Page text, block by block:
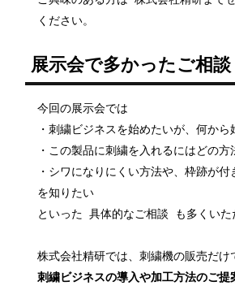
ください。
展示会で多かったご相談
今回の展示会では
・刺繍ビジネスを始めたいが、何か
・この製品に刺繍を入れるにはどの方
・シワになりにくい方法や、枠跡が
を知りたい
といった 具体的なご相談 も多くいた
株式会社精研では、刺繍機の販売だけ
刺繍ビジネスの導入や加工方法のご提